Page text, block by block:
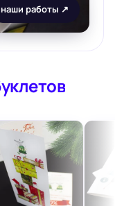
наши работы ↗